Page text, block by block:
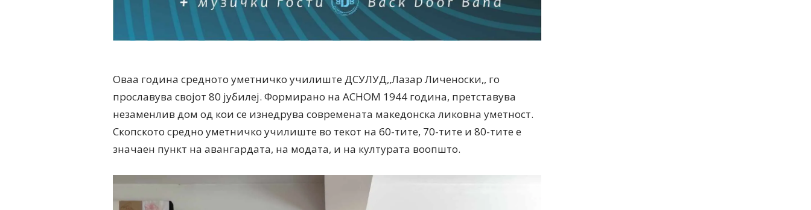
Оваа година средното уметничко училиште ДСУЛУД,,Лазар Личеноски,, го
прославува својот 80 јубилеј. Формирано на АСНОМ 1944 година, претставува
незаменлив дом од кои се изнедрува современата македонска ликовна уметност.
Скопското средно уметничко училиште во текот на 60-тите, 70-тите и 80-тите е
значаен пункт на авангардата, на модата, и на културата воопшто.